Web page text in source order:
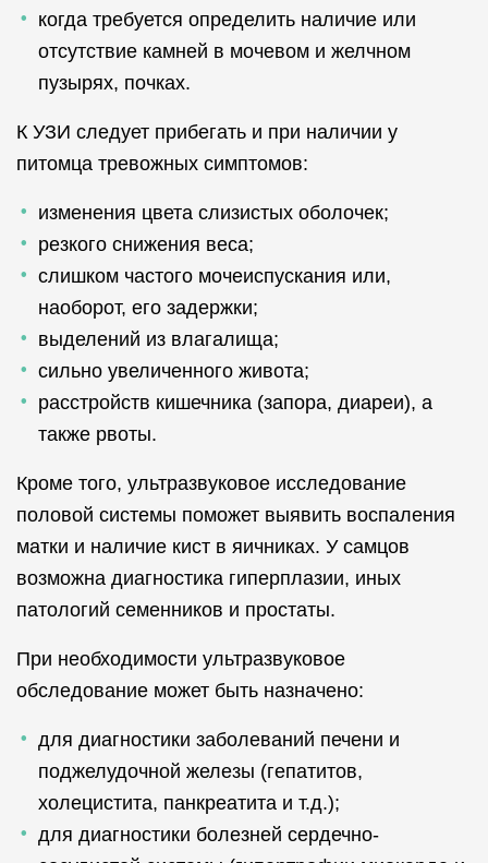
когда требуется определить наличие или
отсутствие камней в мочевом и желчном
пузырях, почках.
К УЗИ следует прибегать и при наличии у
питомца тревожных симптомов:
изменения цвета слизистых оболочек;
резкого снижения веса;
слишком частого мочеиспускания или,
наоборот, его задержки;
выделений из влагалища;
сильно увеличенного живота;
расстройств кишечника (запора, диареи), а
также рвоты.
Кроме того, ультразвуковое исследование
половой системы поможет выявить воспаления
матки и наличие кист в яичниках. У самцов
возможна диагностика гиперплазии, иных
патологий семенников и простаты.
При необходимости ультразвуковое
обследование может быть назначено:
для диагностики заболеваний печени и
поджелудочной железы (гепатитов,
холецистита, панкреатита и т.д.);
для диагностики болезней сердечно-